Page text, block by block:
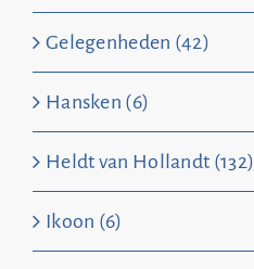
Gelegenheden (42)
Hansken (6)
Heldt van Hollandt (132)
Ikoon (6)